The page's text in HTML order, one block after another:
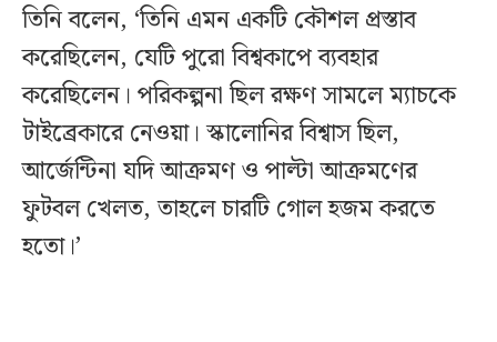
তিনি বলেন, ‘তিনি এমন একটি কৌশল প্রস্তাব
করেছিলেন, যেটি পুরো বিশ্বকাপে ব্যবহার
করেছিলেন। পরিকল্পনা ছিল রক্ষণ সামলে ম্যাচকে
টাইব্রেকারে নেওয়া। স্কালোনির বিশ্বাস ছিল,
আর্জেন্টিনা যদি আক্রমণ ও পাল্টা আক্রমণের
ফুটবল খেলত, তাহলে চারটি গোল হজম করতে
হতো।’